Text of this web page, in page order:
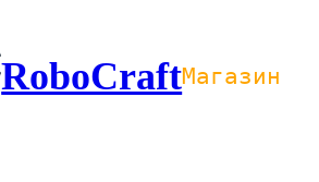
RoboCraftМагазин